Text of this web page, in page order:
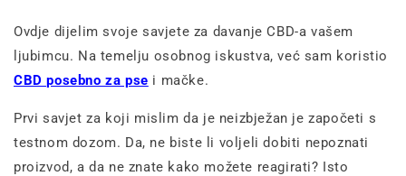
Ovdje dijelim svoje savjete za davanje CBD-a vašem
ljubimcu. Na temelju osobnog iskustva, već sam koristio
CBD posebno za pse i mačke.
Prvi savjet za koji mislim da je neizbježan je započeti s
testnom dozom. Da, ne biste li voljeli dobiti nepoznati
proizvod, a da ne znate kako možete reagirati? Isto